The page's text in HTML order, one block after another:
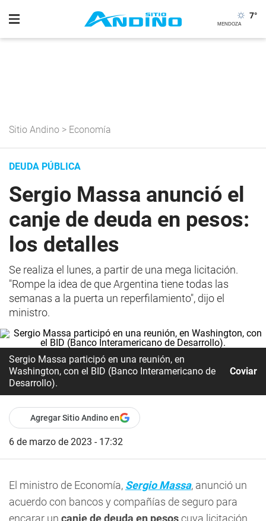
7°
Sitio Andino > Economía
DEUDA PÚBLICA
Sergio Massa anunció el
canje de deuda en pesos:
los detalles
Se realiza el lunes, a partir de una mega licitación.
"Rompe la idea de que Argentina tiene todas las
semanas a la puerta un reperfilamiento", dijo el
ministro.
Sergio Massa participó en una reunión, en
Washington, con el BID (Banco Interamericano de
Desarrollo).
Coviar
Agregar Sitio Andino en
6 de marzo de 2023 - 17:32
El ministro de Economía, Sergio Massa, anunció un
acuerdo con bancos y compañías de seguro para
encarar un canje de deuda en pesoscuya licitación